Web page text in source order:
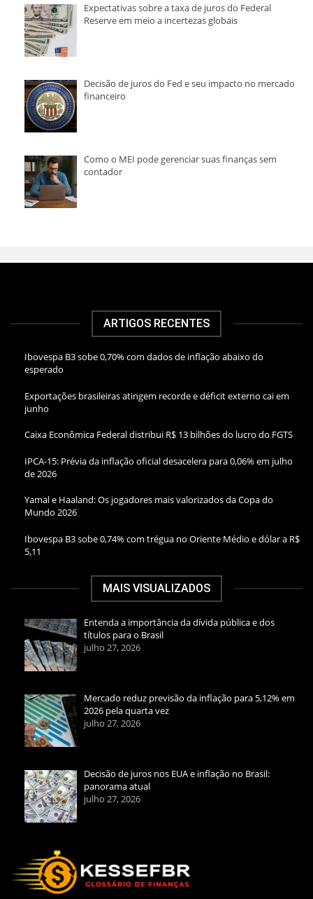
Expectativas sobre a taxa de juros do Federal
Reserve em meio a incertezas globais
Decisão de juros do Fed e seu impacto no mercado
financeiro
Como o MEI pode gerenciar suas finanças sem
contador
ARTIGOS RECENTES
Ibovespa B3 sobe 0,70% com dados de inflação abaixo do
esperado
Exportações brasileiras atingem recorde e déficit externo cai em
junho
Caixa Econômica Federal distribui R$ 13 bilhões do lucro do FGTS
IPCA-15: Prévia da inflação oficial desacelera para 0,06% em julho
de 2026
Yamal e Haaland: Os jogadores mais valorizados da Copa do
Mundo 2026
Ibovespa B3 sobe 0,74% com trégua no Oriente Médio e dólar a R$
5,11
MAIS VISUALIZADOS
Entenda a importância da dívida pública e dos
títulos para o Brasil
julho 27, 2026
Mercado reduz previsão da inflação para 5,12% em
2026 pela quarta vez
julho 27, 2026
Decisão de juros nos EUA e inflação no Brasil:
panorama atual
julho 27, 2026